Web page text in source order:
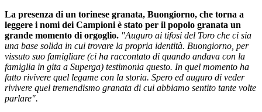
La presenza di un torinese granata, Buongiorno, che torna a
leggere i nomi dei Campioni è stato per il popolo granata un
grande momento di orgoglio. "Auguro ai tifosi del Toro che ci sia
una base solida in cui trovare la propria identità. Buongiorno, per
vissuto suo famigliare (ci ha raccontato di quando andava con la
famiglia in gita a Superga) testimonia questo. In quel momento ha
fatto rivivere quel legame con la storia. Spero ed auguro di veder
rivivere quel tremendismo granata di cui abbiamo sentito tante volte
parlare".